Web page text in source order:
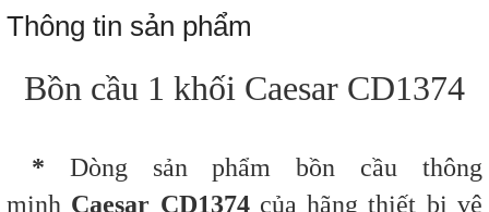
Thông tin sản phẩm
Bồn cầu 1 khối Caesar CD1374
* Dòng sản phẩm bồn cầu thông
minh Caesar CD1374của hãng thiết bị vệ